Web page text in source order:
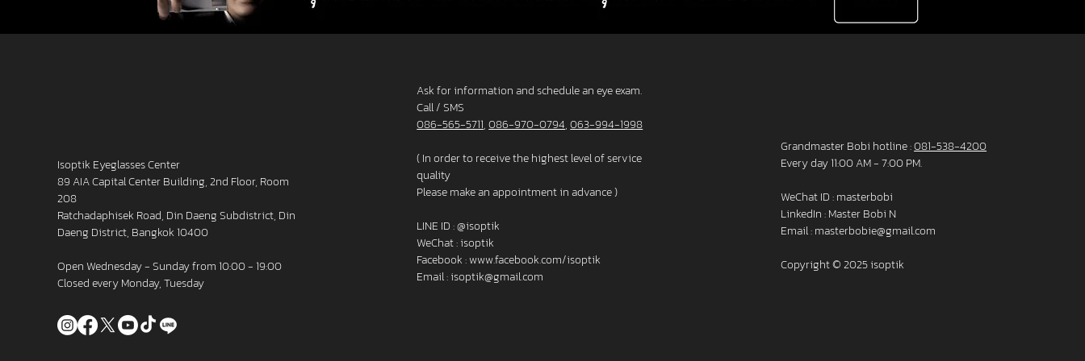
Isoptik Eyeglasses Center
89 AIA Capital Center Building, 2nd Floor, Room
208
Ratchadaphisek Road, Din Daeng Subdistrict, Din
Daeng District, Bangkok 10400
Open Wednesday - Sunday from 10:00 - 19:00
Closed every Monday, Tuesday
Ask for information and schedule an eye exam.
Call / SMS
086-565-5711,086-970-0794,063-994-1998
( In order to receive the highest level of service
quality
Please make an appointment in advance )
LINE ID :@isoptik
WeChat : isoptik
Facebook :www.facebook.com/isoptik
Email :isoptik@gmail.com
Grandmaster Bobi hotline :081-538-4200
Every day 11:00 AM - 7:00 PM.
WeChat ID : masterbobi
LinkedIn :Master Bobi N
Email :masterbobie@gmail.com
Copyright © 2025 isoptik